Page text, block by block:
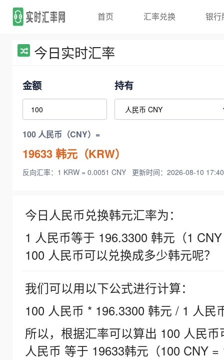
首页 汇率兑换 银行
今日实时汇率
金额 持有
100 人民币（CNY）=
19633韩元（KRW）
反向汇率：1 KRW = 0.0051 CNY 更新时间：2026-08-10
今日人民币兑换韩元汇率为：
1 人民币等于 196.3300 韩元（1
100 人民币可以兑换成多少韩元呢？
我们可以用以下公式进行计算：
100 人民币 * 196.3300 韩元 / 1 人民
所以，根据汇率可以算出 100 人民
人民币 等于 19633韩元（100 CNY =